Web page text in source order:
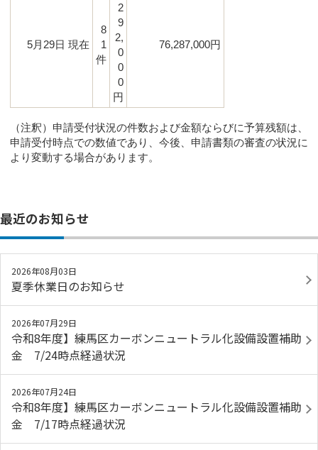
5月29日 現在
8
1
件
2
9
2,
0
0
0
円
76,287,000円
（注釈）申請受付状況の件数および金額ならびに予算残額は、
申請受付時点での数値であり、今後、申請書類の審査の状況に
より変動する場合があります。
最近のお知らせ
2026年08月03日
夏季休業日のお知らせ
2026年07月29日
令和8年度】練馬区カーボンニュートラル化設備設置補助
金 7/24時点経過状況
2026年07月24日
令和8年度】練馬区カーボンニュートラル化設備設置補助
金 7/17時点経過状況